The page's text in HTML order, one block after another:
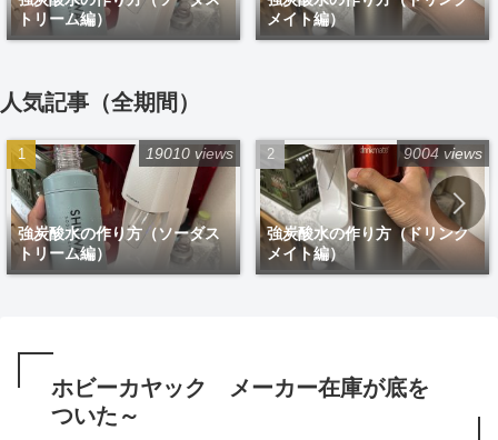
トリーム編）
メイト編）
人気記事（全期間）
強炭酸水の作り方（ソーダス
トリーム編）
19010 views
強炭酸水の作り方（ドリンク
メイト編）
9004 views
ホビーカヤック メーカー在庫が底を
ついた～